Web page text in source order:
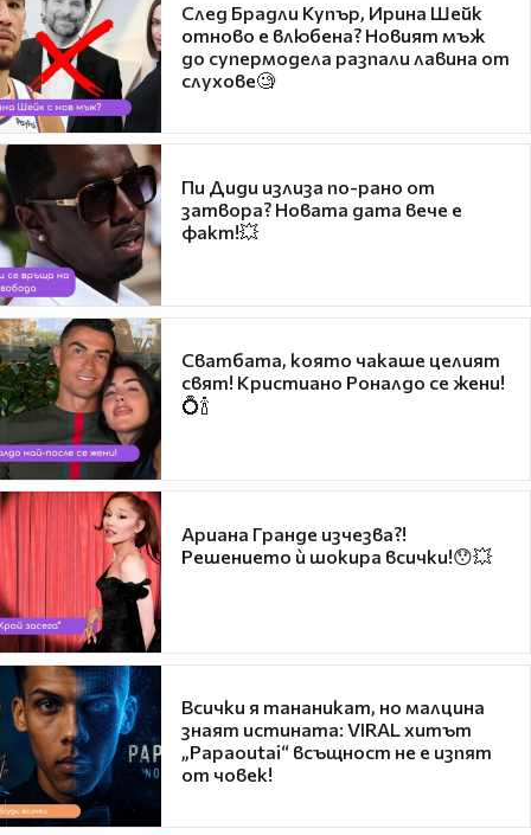
След Брадли Купър, Ирина Шейк
отново е влюбена? Новият мъж
до супермодела разпали лавина от
слухове🧐
Пи Диди излиза по-рано от
затвора? Новата дата вече е
факт!💥
Сватбата, която чакаше целият
свят! Кристиано Роналдо се жени!
💍🍾
Ариана Гранде изчезва?!
Решението ѝ шокира всички!😯💥
Всички я тананикат, но малцина
знаят истината: VIRAL хитът
„Papaoutai“ всъщност не е изпят
от човек!